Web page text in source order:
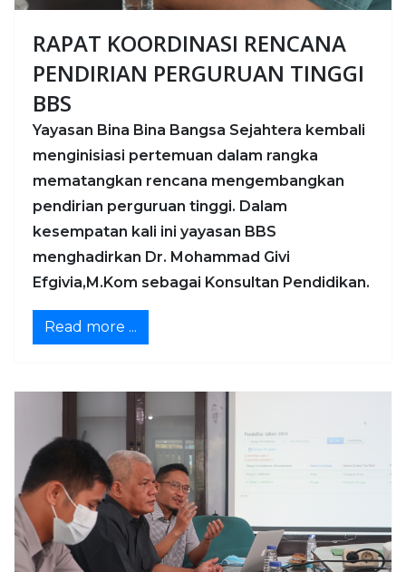
RAPAT KOORDINASI RENCANA
PENDIRIAN PERGURUAN TINGGI
BBS
Yayasan Bina Bina Bangsa Sejahtera kembali
menginisiasi pertemuan dalam rangka
mematangkan rencana mengembangkan
pendirian perguruan tinggi. Dalam
kesempatan kali ini yayasan BBS
menghadirkan Dr. Mohammad Givi
Efgivia,M.Kom sebagai Konsultan Pendidikan.
Read more ...